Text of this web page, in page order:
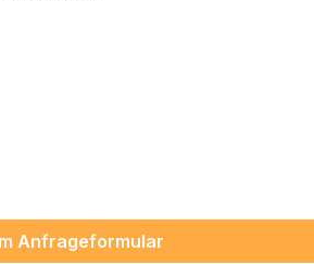
Anfrageformular